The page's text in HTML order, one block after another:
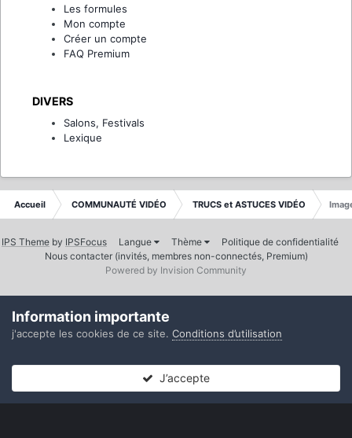
Les formules
Mon compte
Créer un compte
FAQ Premium
DIVERS
Salons, Festivals
Lexique
Accueil COMMUNAUTÉ VIDÉO TRUCS et ASTUCES VIDÉO
IPS Theme by IPSFocus Langue Thème
Politique de confidentialité
Nous contacter (invités, membres non-connectés, Premium)
Powered by Invision Community
Information importante
j'accepte les cookies de ce site. Conditions d’utilisation
J’accepte